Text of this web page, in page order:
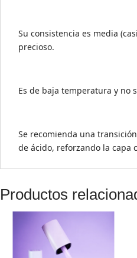
Su consistencia es media
precioso.
Es de baja temperatura y no
Se recomienda una
de ácido, reforzando la capa
Productos